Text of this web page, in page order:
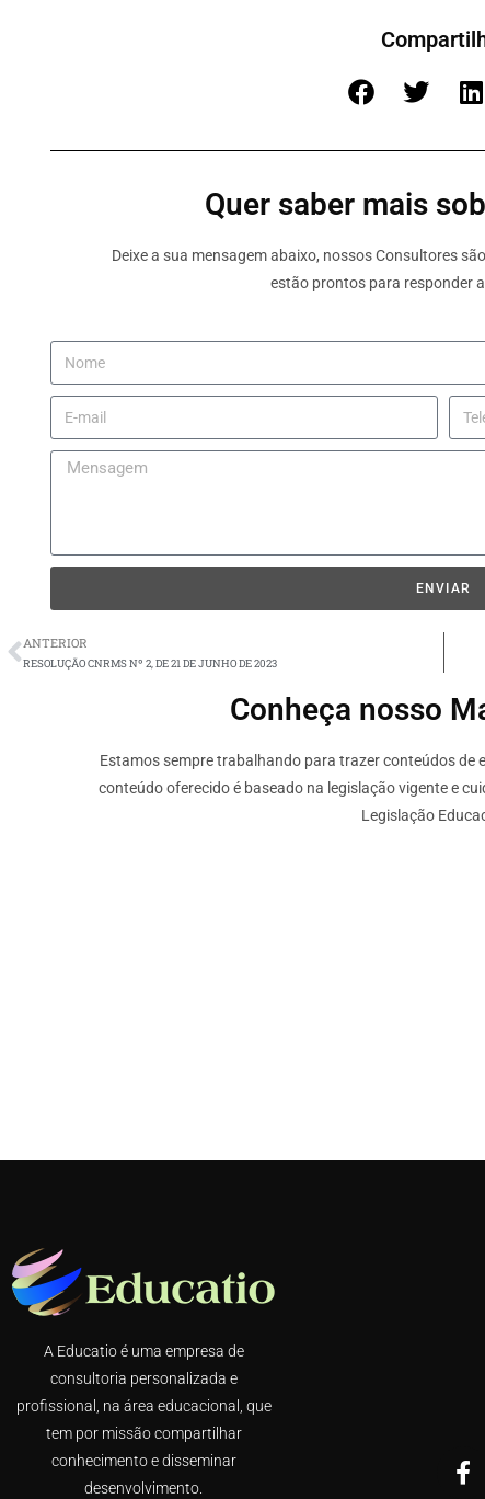
Quer saber mais
Deixe a sua mensagem abaixo, nossos Consultores
estão prontos para responder
ENVIAR
ANTERIOR
RESOLUÇÃO CNRMS Nº 2, DE 21 DE JUNHO DE 2023
Conheça nosso
Estamos sempre trabalhando para trazer conteúdos de
conteúdo oferecido é baseado na legislação vigente e
Legislação
A Educatio é uma empresa de
consultoria personalizada e
profissional, na área educacional, que
tem por missão compartilhar
conhecimento e disseminar
desenvolvimento.